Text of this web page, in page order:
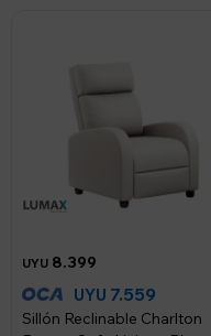
UYU 8.399
UYU 7.559
Sillón Reclinable Charlton